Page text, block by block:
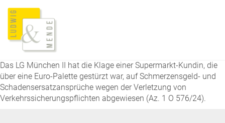
Das LG München II hat die Klage einer Supermarkt-Kundin, die
über eine Euro-Palette gestürzt war, auf Schmerzensgeld- und
Schadensersatzansprüche wegen der Verletzung von
Verkehrssicherungspflichten abgewiesen (Az. 1 O 576/24).